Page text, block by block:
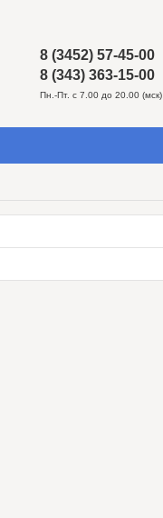
8 (3452) 57-45-00
8 (343) 363-15-00
Пн.-Пт. с 7.00 до 20.00 (мск)